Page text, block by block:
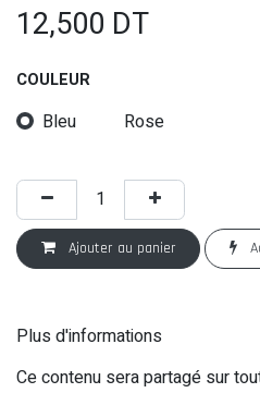
12,500 DT
COULEUR
Bleu Rose
Ajouter au panier
Plus d'informations
Ce contenu sera partagé sur